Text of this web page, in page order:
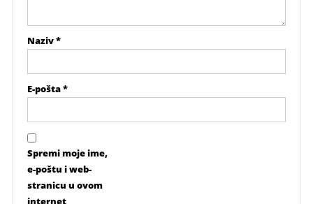
Naziv*
E-pošta*
Spremi moje ime,
e-poštu i web-
stranicu u ovom
internet